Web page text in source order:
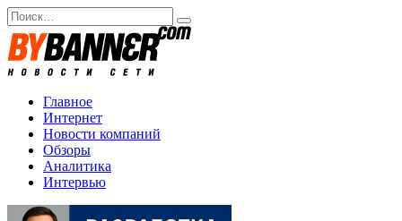
Перейти
к
содержанию
Search
for:
Главное
Интернет
Новости компаний
Обзоры
Аналитика
Интервью